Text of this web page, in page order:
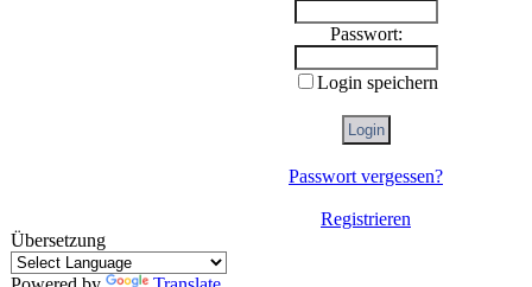
Passwort:
Login speichern
Passwort vergessen?
Registrieren
Übersetzung